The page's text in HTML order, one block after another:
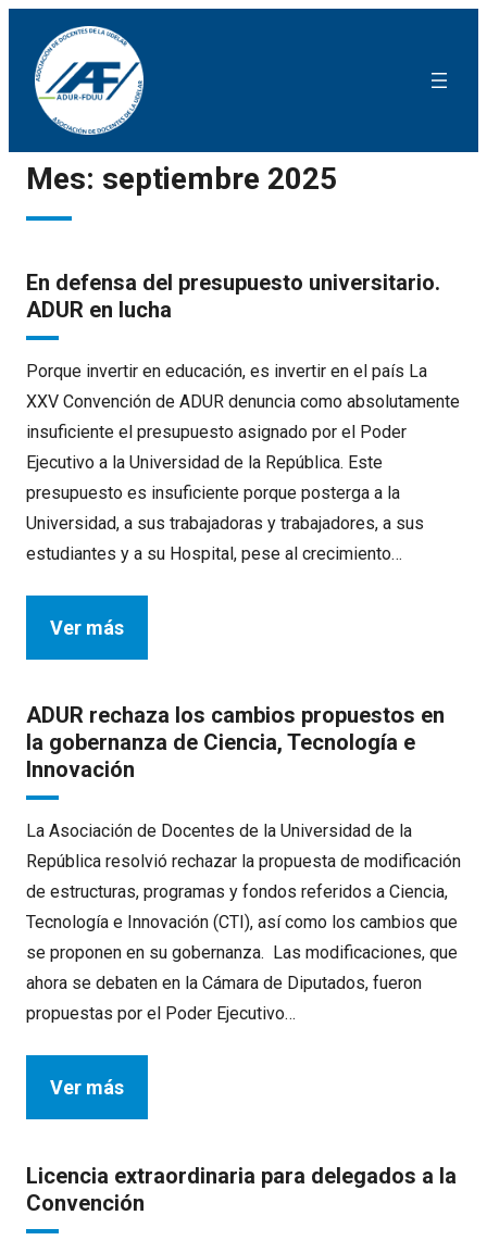
Mes: septiembre 2025
En defensa del presupuesto universitario.
ADUR en lucha
Porque invertir en educación, es invertir en el país La
XXV Convención de ADUR denuncia como absolutamente
insuficiente el presupuesto asignado por el Poder
Ejecutivo a la Universidad de la República. Este
presupuesto es insuficiente porque posterga a la
Universidad, a sus trabajadoras y trabajadores, a sus
estudiantes y a su Hospital, pese al crecimiento…
Ver más
ADUR rechaza los cambios propuestos en
la gobernanza de Ciencia, Tecnología e
Innovación
La Asociación de Docentes de la Universidad de la
República resolvió rechazar la propuesta de modificación
de estructuras, programas y fondos referidos a Ciencia,
Tecnología e Innovación (CTI), así como los cambios que
se proponen en su gobernanza. Las modificaciones, que
ahora se debaten en la Cámara de Diputados, fueron
propuestas por el Poder Ejecutivo…
Ver más
Licencia extraordinaria para delegados a la
Convención